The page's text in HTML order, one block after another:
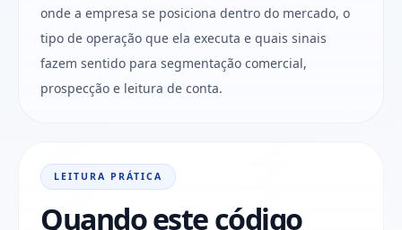
onde a empresa se posiciona dentro do mercado, o
tipo de operação que ela executa e quais sinais
fazem sentido para segmentação comercial,
prospecção e leitura de conta.
LEITURA PRÁTICA
Quando este código